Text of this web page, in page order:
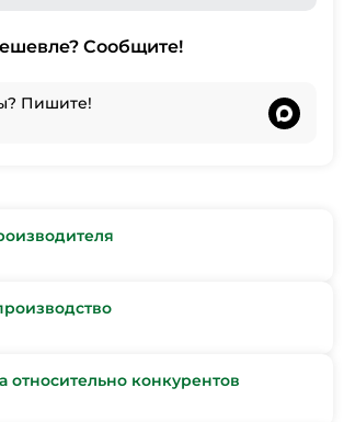
Сообщите!
Пишите!
относительно конкурентов